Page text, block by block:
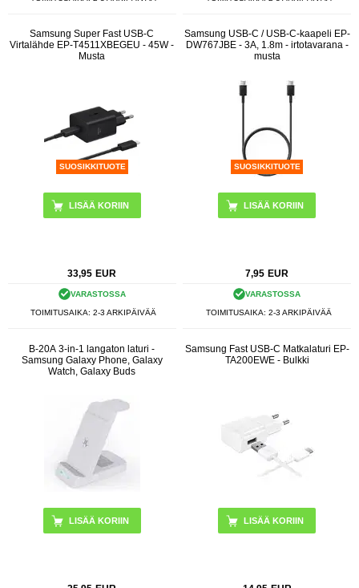
Samsung Super Fast USB-C
Virtalähde EP-T4511XBEGEU - 45W -
Musta
SUOSIKKITUOTE
33,95 EUR
VARASTOSSA
TOIMITUSAIKA: 2-3 ARKIPÄIVÄÄ
Samsung USB-C / USB-C-kaapeli EP-
DW767JBE - 3A, 1.8m - irtotavarana -
musta
SUOSIKKITUOTE
LISÄÄ KORIIN
7,95 EUR
VARASTOSSA
TOIMITUSAIKA: 2-3 ARKIPÄIVÄÄ
B-20A 3-in-1 langaton laturi -
Samsung Galaxy Phone, Galaxy
Watch, Galaxy Buds
LISÄÄ KORIIN
Samsung Fast USB-C Matkalaturi EP-
TA200EWE - Bulkki
LISÄÄ KORIIN